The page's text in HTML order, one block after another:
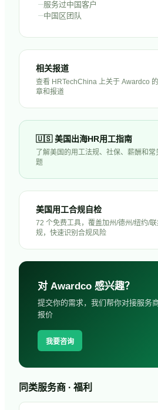
–服务过中国客户
–中国区团队
相关报道
查看 HRTechChina 上关于 Awardco
章和报道
🇺🇸 美国出海HR用工指南
了解美国 的用工法规、社保、薪酬和常
题
美国用工合规自检
72 个免费工具，覆盖加州/德州/纽约/
规，快速识别合规风险
对 Awardco 感兴趣？
提交你的需求，我们帮你对接服务
报价
我要咨询
同类服务商 · 福利